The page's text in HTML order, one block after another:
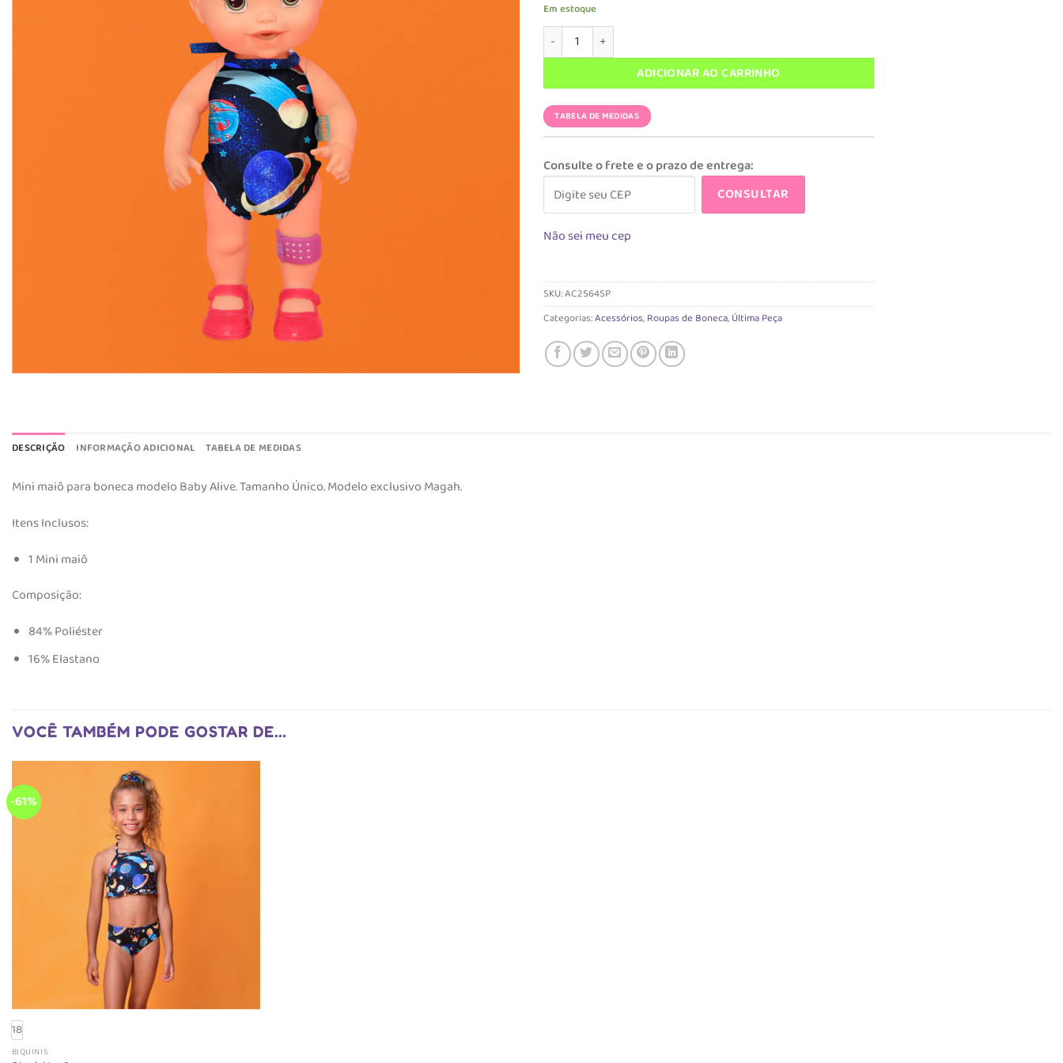
R$ 38,90.R$ 9,90.
Em estoque
Acessório Magah Infantil Maiô Baby Alive Space quantidade
ADICIONAR AO CARRINHO
TABELA DE MEDIDAS
Consulte o frete e o prazo de entrega:
CONSULTAR
Não sei meu cep
SKU:AC2564SP
Categorias:Acessórios,Roupas de Boneca,Última Peça
DESCRIÇÃO INFORMAÇÃO ADICIONAL TABELA DE MEDIDAS
Mini maiô para boneca modelo Baby Alive. Tamanho Único. Modelo exclusivo Magah.
Itens Inclusos:
1 Mini maiô
Composição:
84% Poliéster
16% Elastano
VOCÊ TAMBÉM PODE GOSTAR DE…
-61%
18
BIQUINIS